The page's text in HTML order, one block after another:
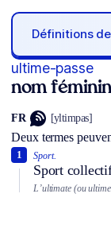
Définitions de
ultime-passe
nom féminin
FR [yltimpas]
Deux termes
Sport.
Sport
1
L’ultimate (ou